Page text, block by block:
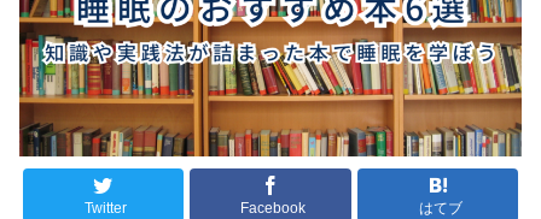
Twitter Facebook はてブ